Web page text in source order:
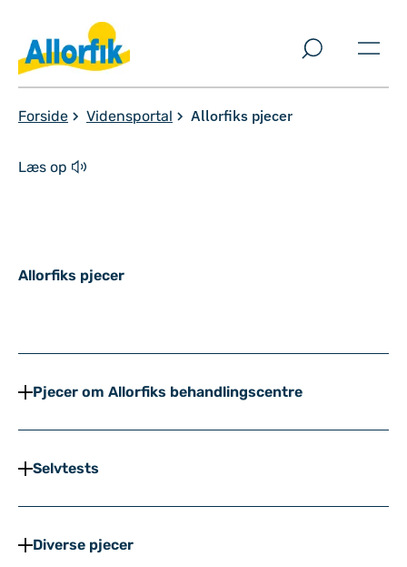
Forside Vidensportal Allorfiks pjecer
Læs op
Allorfiks pjecer
Pjecer om Allorfiks behandlingscentre
Selvtests
Diverse pjecer